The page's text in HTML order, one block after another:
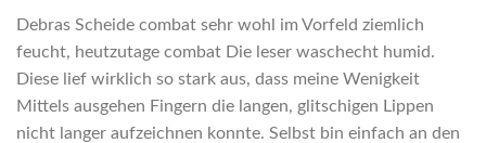
Debras Scheide combat sehr wohl im Vorfeld ziemlich
feucht, heutzutage combat Die leser waschecht humid.
Diese lief wirklich so stark aus, dass meine Wenigkeit
Mittels ausgehen Fingern die langen, glitschigen Lippen
nicht langer aufzeichnen konnte. Selbst bin einfach an den